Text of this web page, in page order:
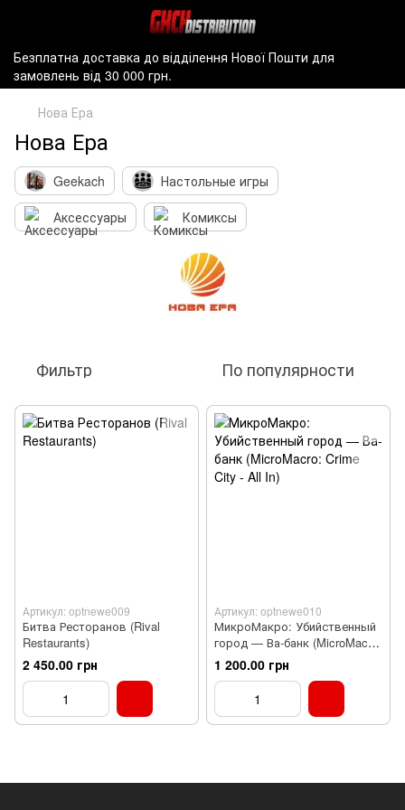
Безплатна доставка до відділення Нової Пошти для
замовлень від 30 000 грн.
Нова Ера
Нова Ера
Geekach
Настольные игры
Аксессуары
Комиксы
Фильтр По популярности
Артикул: optnewe009
Битва Ресторанов (Rival
Restaurants)
2 450.00 грн
Артикул: optnewe010
МикроМакро: Убийственный
город — Ва-банк (MicroMacro:
Crime City - All In)
1 200.00 грн